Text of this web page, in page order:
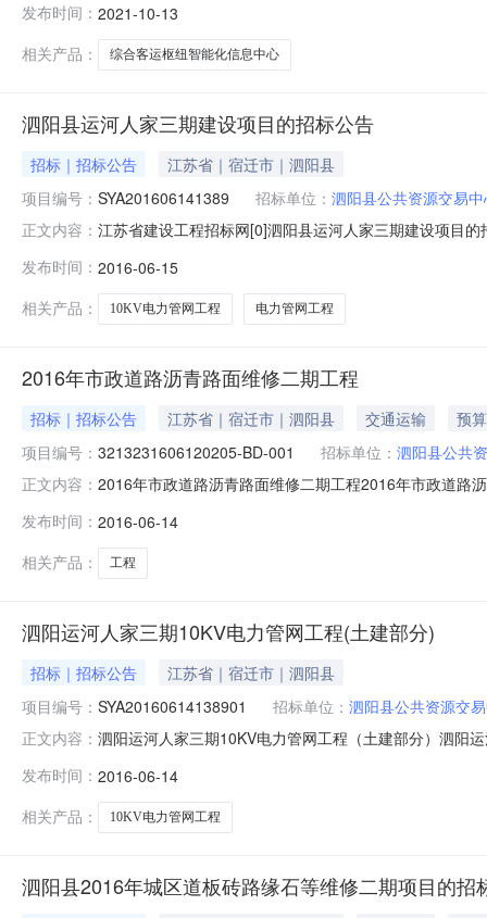
年10月20日每日上午:8:00至12:00下午:14:00至18:00（
发布时间： 2021-10-13
相关产品：
综合客运枢纽智能化信息中心
泗阳县运河人家三期建设项目的招标公告
招标｜招标公告
江苏省｜宿迁市｜泗阳县
项目编号： SYA201606141389 招标单位： 泗阳县公共资源交易
正文内容： 江苏省建设工程招标网[0]泗阳县运河人家三期建设项目
告发布日期计划开工时间计划竣工时间公告开始时间
发布时间： 2016-06-15
相关产品：
10KV电力管网工程 电力管网工程
2016年市政道路沥青路面维修二期工程
招标｜招标公告 江苏省｜宿迁市｜泗阳县 交通运输
预
项目编号： 3213231606120205-BD-001 招标单位： 泗阳县公共
正文内容： 2016年市政道路沥青路面维修二期工程2016年市政道路
政道路沥青路面维修二期工程，工程总投资约220万。
发布时间： 2016-06-14
相关产品：
工程
泗阳运河人家三期10KV电力管网工程(土建部分)
招标｜招标公告
江苏省｜宿迁市｜泗阳县
项目编号： SYA20160614138901 招标单位： 泗阳县公共资源交
正文内容： 泗阳运河人家三期10KV电力管网工程（土建部分）泗阳
人家小区内。1.2工程规模：泗阳运河人家三期10KV电
1.
发布时间： 2016-06-14
相关产品：
10KV电力管网工程
泗阳县2016年城区道板砖路缘石等维修二期项目的招